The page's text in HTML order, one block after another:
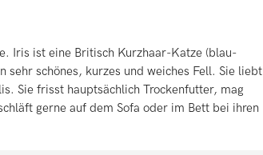
Iris ist eine Britisch Kurzhaar-Katze (blau-
sehr schönes, kurzes und weiches Fell. Sie liebt
Sie frisst hauptsächlich Trockenfutter, mag
gerne auf dem Sofa oder im Bett bei ihren